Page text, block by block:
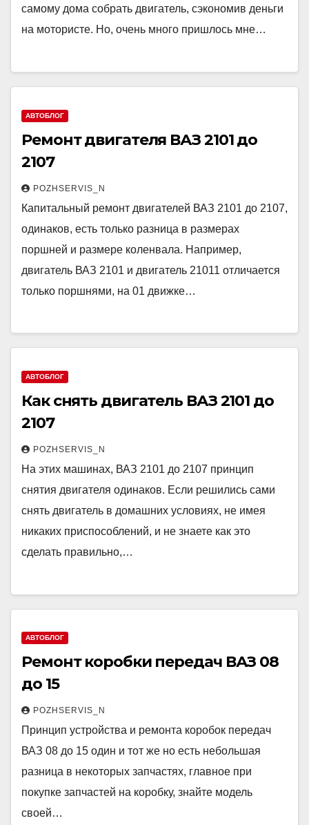
самому дома собрать двигатель, сэкономив деньги
на мотористе. Но, очень много пришлось мне…
АВТОБЛОГ
Ремонт двигателя ВАЗ 2101 до
2107
POZHSERVIS_N
Капитальный ремонт двигателей ВАЗ 2101 до 2107,
одинаков, есть только разница в размерах
поршней и размере коленвала. Например,
двигатель ВАЗ 2101 и двигатель 21011 отличается
только поршнями, на 01 движке…
АВТОБЛОГ
Как снять двигатель ВАЗ 2101 до
2107
POZHSERVIS_N
На этих машинах, ВАЗ 2101 до 2107 принцип
снятия двигателя одинаков. Если решились сами
снять двигатель в домашних условиях, не имея
никаких приспособлений, и не знаете как это
сделать правильно,…
АВТОБЛОГ
Ремонт коробки передач ВАЗ 08
до 15
POZHSERVIS_N
Принцип устройства и ремонта коробок передач
ВАЗ 08 до 15 один и тот же но есть небольшая
разница в некоторых запчастях, главное при
покупке запчастей на коробку, знайте модель
своей…